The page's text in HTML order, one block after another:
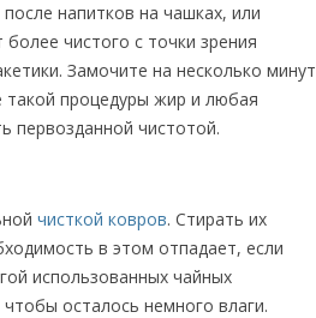
напитков на чашках, или
чистого с точки зрения
Замочите на несколько минут
такой процедуры жир и любая
первозданной чистотой.
чисткой ковров. Стирать их
в этом отпадает, если
использованных чайных
осталось немного влаги.